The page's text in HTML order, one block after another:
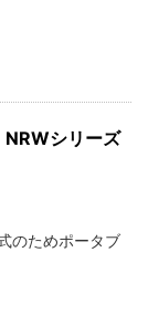
NRWシリーズ
のためポータブ